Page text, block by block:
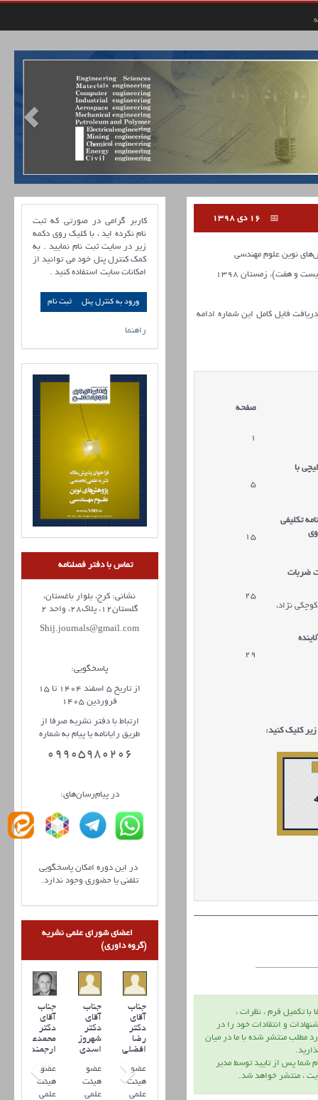
نوین علوم مهندسی
فایل کامل این شماره ادامه
صفحه
1
با
5
تکلیفی
15
اکسل جلو خودرو پژو 405 تحت ضربات
25
نژاد،
29
کلیک کنید:
با تكميل فرم ، نظرات ،
و انتقادات خود را در
مطلب منتشر شده با ما در ميان
شما پس از تاييد توسط مدير
، منتشر خواهد شد.
کاربر گرامی در صورتی که ثبت
نام نکرده اید ، با کلیک روی دکمه
زیر در سایت ثبت نام نمایید . به
کمک کنترل پنل خود می توانید از
امکانات سایت استفاده کنید .
ورود به کنترل پنل
راهنما
تماس با دفتر فصلنامه
نشانی: کرج، بلوار باغستان،
گلستان12، پلاک28، واحد 2
Shij.journals@gmail.com
پاسخگویی:
از تاریخ 5 اسفند 1404 تا 15
فروردین 1405
ارتباط با دفتر نشریه صرفا از
طریق رایانامه یا پیام به شماره
09905980206
در پیام‌رسان‌های:
در این دوره امکان پاسخگویی
تلفنی یا حضوری وجود ندارد.
اعضای شورای علمی نشریه
(گروه داوری)
جناب
آقای
دکتر
محمدعلی
ارجمند
عضو
هیئت
علمی
جناب
آقای
دکتر
شهروز
اسدی
عضو
هیئت
علمی
جناب
آقای
دکتر
رضا
افضلي
عضو
هیئت
علمی